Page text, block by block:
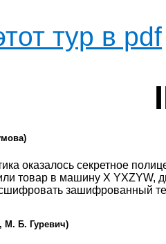
тур в pdf
оказалось секретное
товар в машину X YXZYW,
зашифрованный
М. Б. Гуревич)